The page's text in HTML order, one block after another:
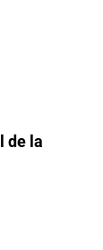
de la